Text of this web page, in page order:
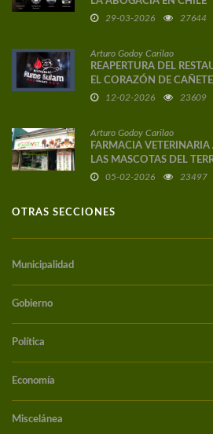
29-03-2026 27644
Arturo Godoy Carilao
REAPERTURA DEL
EL CORAZÓN DE CAÑETE
12-02-2026 23609
Arturo Godoy Carilao
FARMACIA VETERINARIA
LAS MASCOTAS DEL
05-02-2026 23497
OTRAS SECCIONES
Municipalidad
Gobierno
Política
Economía
Miscelánea